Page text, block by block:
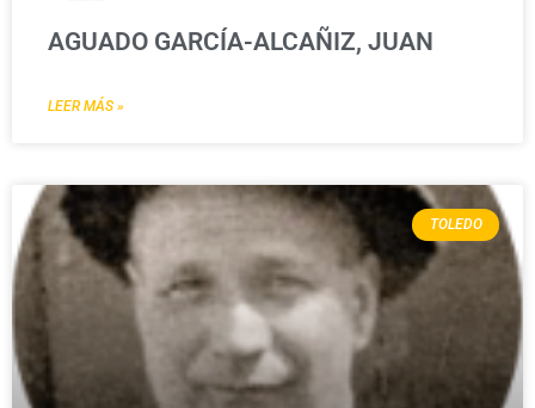
AGUADO GARCÍA-ALCAÑIZ, JUAN
LEER MÁS »
TOLEDO